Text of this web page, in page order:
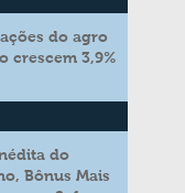
do agro
crescem 3,9%
do
Bônus Mais